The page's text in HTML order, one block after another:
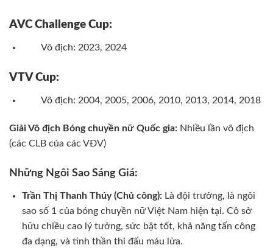
AVC Challenge Cup:
Vô địch: 2023, 2024
VTV Cup:
Vô địch: 2004, 2005, 2006, 2010, 2013, 2014, 2018
Giải Vô địch Bóng chuyền nữ Quốc gia: Nhiều lần vô địch
(các CLB của các VĐV)
Những Ngôi Sao Sáng Giá:
Trần Thị Thanh Thúy (Chủ công):Là đội trưởng, là ngôi
sao số 1 của bóng chuyền nữ Việt Nam hiện tại. Cô sở
hữu chiều cao lý tưởng, sức bật tốt, khả năng tấn công
đa dạng, và tinh thần thi đấu máu lửa.